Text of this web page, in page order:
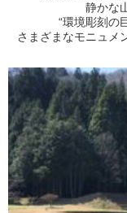
静かな
“環境彫刻の
さまざまなモニュメ